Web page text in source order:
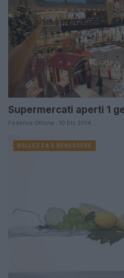
Supermercati aperti 1
Federica Ottone · 10 Dic 2014
BELLEZZA E BENESSERE